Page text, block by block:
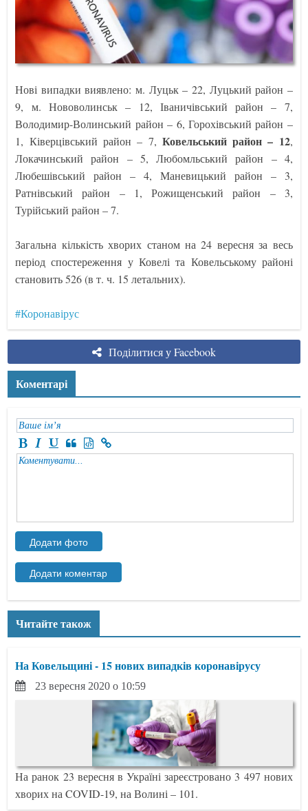
Нові випадки виявлено: м. Луцьк – 22, Луцький район –
9, м. Нововолинськ – 12, Іваничівський район – 7,
Володимир-Волинський район – 6, Горохівський район –
1, Ківерцівський район – 7, Ковельський район – 12,
Локачинський район – 5, Любомльський район – 4,
Любешівський район – 4, Маневицький район – 3,
Ратнівський район – 1, Рожищенський район – 3,
Турійський район – 7.
Загальна кількість хворих станом на 24 вересня за весь
період спостереження у Ковелі та Ковельському районі
становить 526 (в т. ч. 15 летальних).
#Коронавірус
Поділитися у Facebook
Коментарі
Читайте також
На Ковельщині - 15 нових випадків коронавірусу
23 вересня 2020 о 10:59
На ранок 23 вересня в Україні зареєстровано 3 497 нових
хворих на COVID-19, на Волині – 101.